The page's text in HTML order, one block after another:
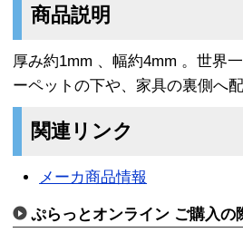
商品説明
厚み約1mm 、幅約4mm 。世界
ーペットの下や、家具の裏側へ
関連リンク
メーカ商品情報
ぷらっとオンライン ご購入の